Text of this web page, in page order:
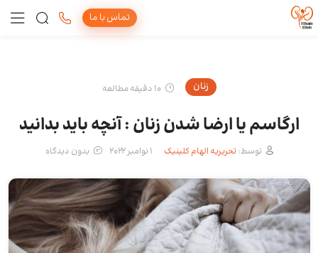
تماس با ما
زنان 10 دقیقه مطالعه
ارگاسم یا ارضا شدن زنان : آنچه باید بدانید
توسط: تحریریه الهام کلینیک 1 نوامبر 2022 بدون دیدگاه